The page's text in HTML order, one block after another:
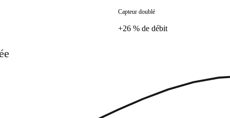
Capteur doublé
+26 % de débit